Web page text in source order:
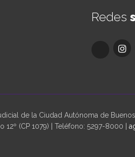
Redes
de la Ciudad Autónoma de Buenos
12º (CP 1079) | Teléfono: 5297-8000 |